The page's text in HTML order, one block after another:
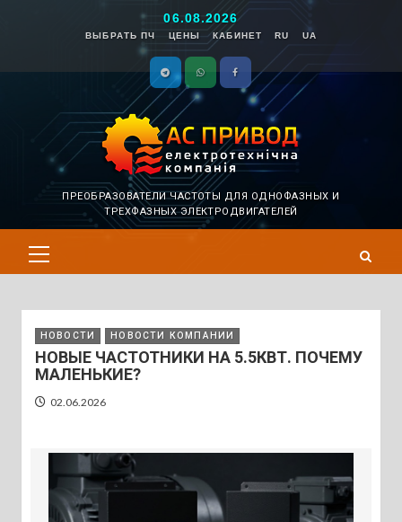
06.08.2026
ВЫБРАТЬ ПЧ ЦЕНЫ КАБИНЕТ RU UA
TELEGRAMMWHATSAPPFACEBOOK
ПРЕОБРАЗОВАТЕЛИ ЧАСТОТЫ ДЛЯ ОДНОФАЗНЫХ И
ТРЕХФАЗНЫХ ЭЛЕКТРОДВИГАТЕЛЕЙ
меню
НОВОСТИ НОВОСТИ КОМПАНИИ
НОВЫЕ ЧАСТОТНИКИ НА 5.5КВТ. ПОЧЕМУ
МАЛЕНЬКИЕ?
02.06.2026